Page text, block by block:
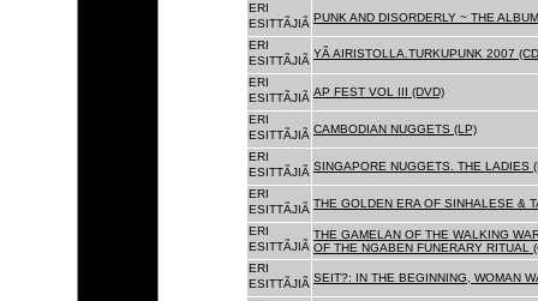
ERI
ESITTÃJIÃ PUNK AND DISORDERLY ~ THE
ERI
ESITTÃJIÃ
YÃ AIRISTOLLA.TURKUPUNK 2007
ERI
ESITTÃJIÃ AP FEST VOL III (DVD)
ERI
ESITTÃJIÃ CAMBODIAN NUGGETS (LP)
ERI
ESITTÃJIÃ SINGAPORE NUGGETS. THE LADIES
ERI
ESITTÃJIÃ THE GOLDEN ERA OF SINHALESE &
ERI
ESITTÃJIÃ
THE GAMELAN OF THE WALKING
OF THE NGABEN FUNERARY RITUAL
ERI
ESITTÃJIÃ SEIT?: IN THE BEGINNING, WOMAN